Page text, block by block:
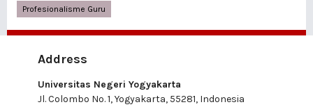
Profesionalisme Guru
Address
Universitas Negeri Yogyakarta
Jl. Colombo No. 1, Yogyakarta, 55281, Indonesia